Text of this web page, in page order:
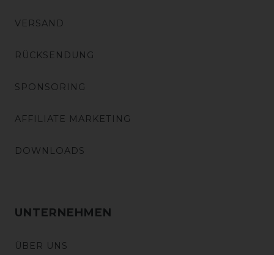
VERSAND
RÜCKSENDUNG
SPONSORING
AFFILIATE MARKETING
DOWNLOADS
UNTERNEHMEN
ÜBER UNS